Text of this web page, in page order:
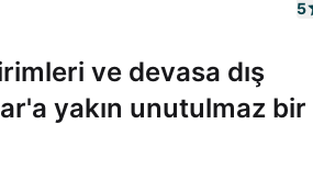
5
ve devasa dış
yakın unutulmaz bir